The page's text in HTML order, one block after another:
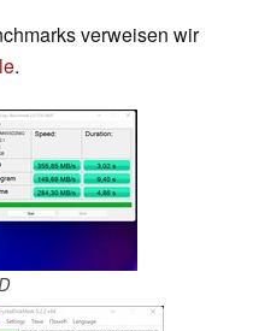
verweisen wir
.